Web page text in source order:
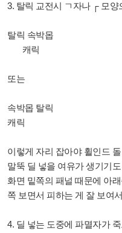
3. 탈릭 교전시 ㄱ자나 ┌ 모양
탈릭 속박몹
캐릭
또는
속박몹 탈릭
캐릭
이렇게 자리 잡아야 휠인드
말뚝 딜 넣을 여유가 생기기도
화면 밑쪽의 패널 때문에 아
쪽 보면서 피하는 게 잘 보여
4. 딜 넣는 도중에 파멸자가